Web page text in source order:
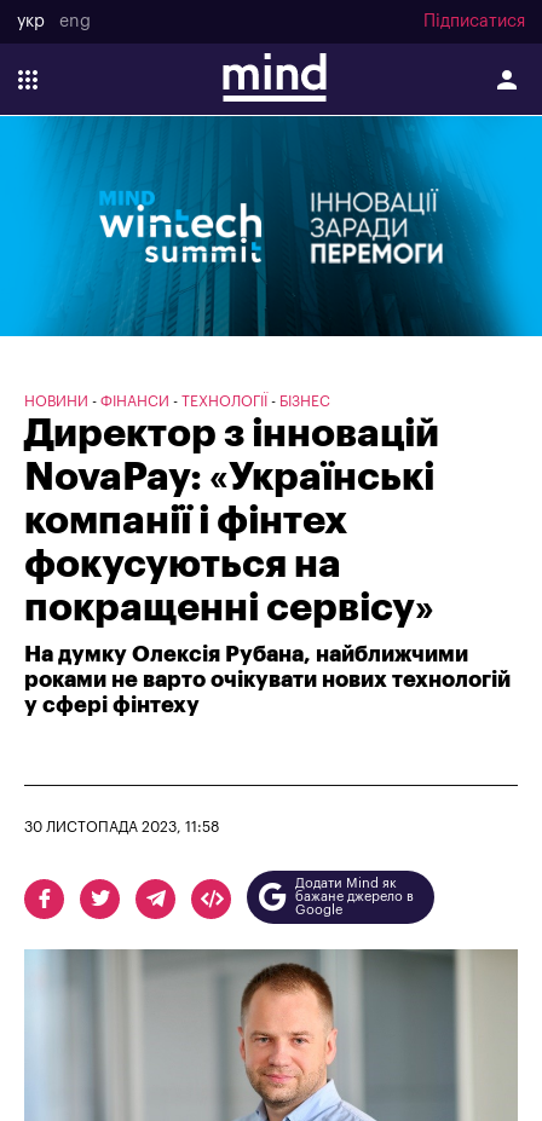
укр eng Підписатися
НОВИНИ ФІНАНСИ ТЕХНОЛОГІЇ БІЗНЕС
Директор з інновацій
NovaPay: «Українські
компанії і фінтех
фокусуються на
покращенні сервісу»
На думку Олексія Рубана, найближчими
роками не варто очікувати нових технологій
у сфері фінтеху
30 ЛИСТОПАДА 2023, 11:58
Додати Mind як
бажане джерело в
Google